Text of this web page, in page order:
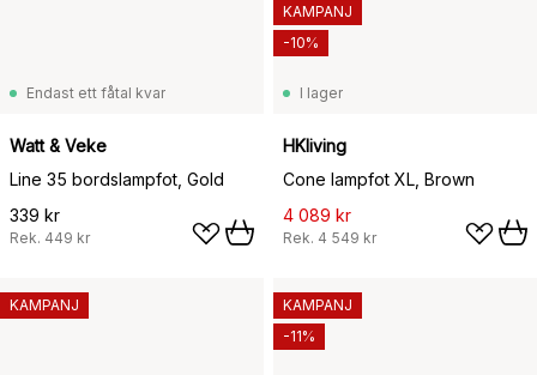
Endast ett fåtal kvar
Watt & Veke
Line 35 bordslampfot, Gold
339 kr
Rek. 449 kr
I lager
HKliving
Cone lampfot XL, Brown
4 089 kr
Rek. 4 549 kr
KAMPANJ
-10%
KAMPANJ
KAMPANJ
-11%